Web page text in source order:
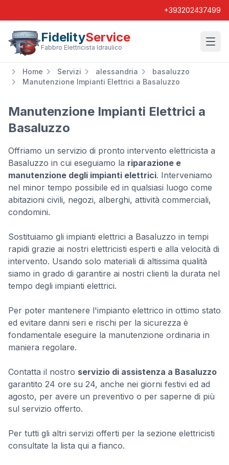
+393202437499
FidelityService
Fabbro Elettricista Idraulico
Home Servizi alessandria
basaluzzo
Manutenzione Impianti Elettrici a Basaluzzo
Manutenzione Impianti Elettrici a
Basaluzzo
Offriamo un servizio di pronto intervento elettricista a
Basaluzzo in cui eseguiamo la riparazione e
manutenzione degli impianti elettrici. Interveniamo
nel minor tempo possibile ed in qualsiasi luogo come
abitazioni civili, negozi, alberghi, attività commerciali,
condomini.
Sostituiamo gli impianti elettrici a Basaluzzo in tempi
rapidi grazie ai nostri elettricisti esperti e alla velocità di
intervento. Usando solo materiali di altissima qualità
siamo in grado di garantire ai nostri clienti la durata nel
tempo degli impianti elettrici.
Per poter mantenere l'impianto elettrico in ottimo stato
ed evitare danni seri e rischi per la sicurezza è
fondamentale eseguire la manutenzione ordinaria in
maniera regolare.
Contatta il nostro servizio di assistenza a Basaluzzo
garantito 24 ore su 24, anche nei giorni festivi ed ad
agosto, per avere un preventivo o per saperne di più
sul servizio offerto.
Per tutti gli altri servizi offerti per la sezione elettricisti
consultate la lista qui a fianco.